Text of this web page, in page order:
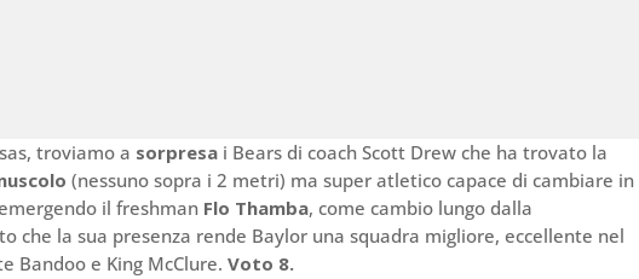
troviamo a sorpresa i Bears di coach Scott Drew che ha trovato la
(nessuno sopra i 2 metri) ma super atletico capace di cambiare in
il freshman Flo Thamba, come cambio lungo dalla
che la sua presenza rende Baylor una squadra migliore, eccellente nel
Bandoo e King McClure.Voto 8.